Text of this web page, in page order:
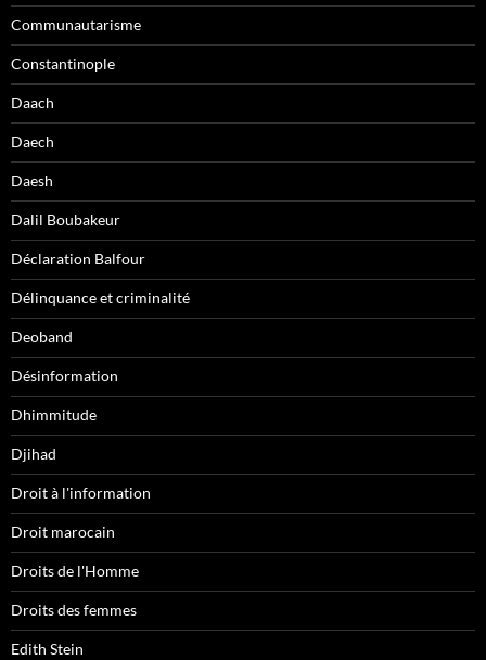
Communautarisme
Constantinople
Daach
Daech
Daesh
Dalil Boubakeur
Déclaration Balfour
Délinquance et criminalité
Deoband
Désinformation
Dhimmitude
Djihad
Droit à l'information
Droit marocain
Droits de l'Homme
Droits des femmes
Edith Stein